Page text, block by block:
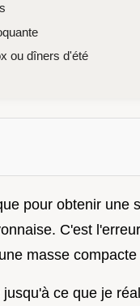
ou dîners d'été
pour obtenir une
C'est
masse
ce que je